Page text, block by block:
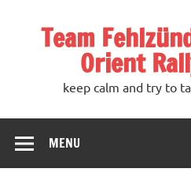
Team
Orient
keep calm and try to
MENU